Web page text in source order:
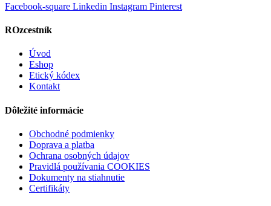
Facebook-square Linkedin Instagram Pinterest
ROzcestník
Úvod
Eshop
Etický kódex
Kontakt
Dôležité informácie
Obchodné podmienky
Doprava a platba
Ochrana osobných údajov
Pravidlá používania COOKIES
Dokumenty na stiahnutie
Certifikáty